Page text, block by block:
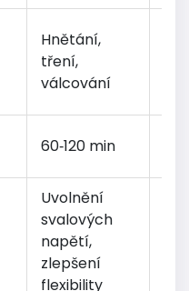
Hnětání,
tření,
válcování
60‑120 min
Uvolnění
svalových
napětí,
zlepšení
flexibility